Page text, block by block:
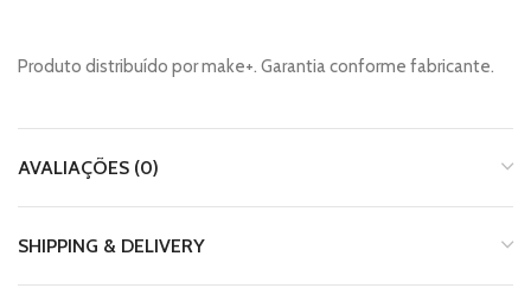
Produto distribuído por make+. Garantia conforme fabricante.
AVALIAÇÕES (0)
SHIPPING & DELIVERY